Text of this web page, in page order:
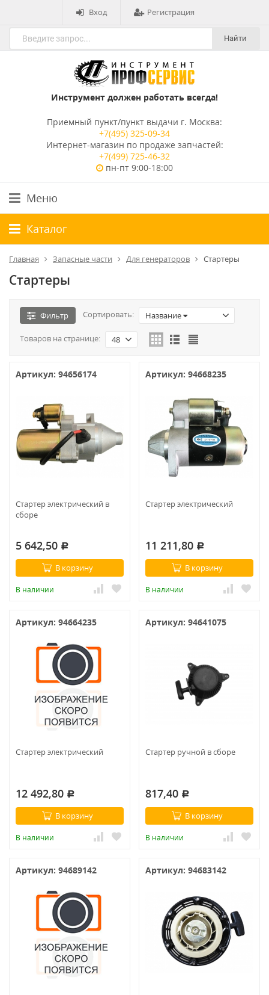
Вход Регистрация
Найти
Инструмент должен работать всегда!
Приемный пункт/пункт выдачи г. Москва:
+7(495) 325-09-34
Интернет-магазин по продаже запчастей:
+7(499) 725-46-32
пн-пт 9:00-18:00
Меню
Каталог
Главная Запасные части Для генераторов Стартеры
Стартеры
Фильтр Сортировать: Название
Товаров на странице: 48
Артикул: 94656174
Стартер электрический в
сборе
5 642,50 Р
В корзину
В наличии
Артикул: 94668235
Стартер электрический
11 211,80 Р
В корзину
В наличии
Артикул: 94664235
Стартер электрический
12 492,80 Р
В корзину
В наличии
Артикул: 94641075
Стартер ручной в сборе
817,40 Р
В корзину
В наличии
Артикул: 94689142 Артикул: 94683142